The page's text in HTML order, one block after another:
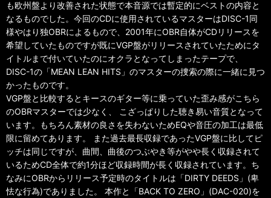
も欧州盤より改善された状態で本音源では暫定的にベストの内容と
なるものでした。今回のCDに使用されているマスターはDISC-1同
様やはり独OBRによるもので、2001年にOBR自体がCDリリースを
希望していたものですが既にVGP盤がリリースされていたためにタ
イトルまで付いていたのにオクラとなってしまったテープで、
DISC-1の「MEAN LEAN HITS」のマスターの捜索の際に一緒に見つ
かったものです。
VGP盤と比較するとキースのギター等に乗っていた歪み感がこちら
のOBRマスターでは少なく、 こざっぱりした聴き易い音質となって
います。もちろん素材の良さを失わないためEQや音圧の加工は最低
限に留めてあります。 また過去最長収録であったVGP盤に比してピ
ッチは同じですが、曲間、曲後のつぶやき等がやや長く収録されて
いるためCD全体で約1分ほど収録時間が長く収録されています。ち
なみにOBRからリリース予定時のタイトルは「DIRTY DEEDS」(卑
怯な行為)でありました。 本作と「BACK TO ZERO」(DAC-020)を